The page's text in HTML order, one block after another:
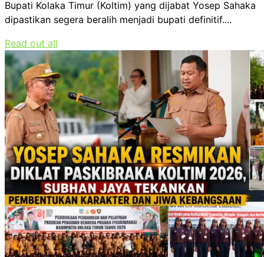
Bupati Kolaka Timur (Koltim) yang dijabat Yosep Sahaka
dipastikan segera beralih menjadi bupati definitif....
Read out all